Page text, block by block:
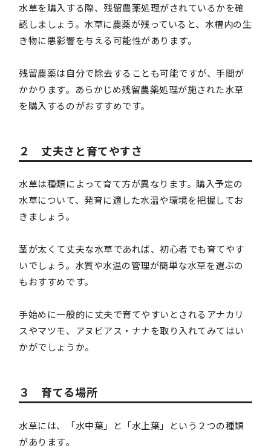
水草を購入する際、残留農薬処理がされているかを確
認しましょう。水草に農薬が残っていると、水槽内の生
き物に悪影響を与える可能性があります。
残留農薬は自分で除去することも可能ですが、手間が
かかります。あらかじめ残留農薬処理が施された水草
を購入するのがおすすめです。
２ 丈夫さと育てやすさ
水草は種類によって育て方が異なります。購入予定の
水草について、発育に適した水温や環境を把握してお
きましょう。
茎が太くて丈夫な水草であれば、初心者でも育てやす
いでしょう。水質や水温の管理が簡単な水草を選ぶの
もおすすめです。
手始めに一般的に丈夫で育てやすいとされるアナカリ
スやマツモ、アヌビアス・ナナを取り入れてみてはい
かがでしょうか。
３ 育てる場所
水草には、「水中葉」と「水上葉」という２つの種類
があります。